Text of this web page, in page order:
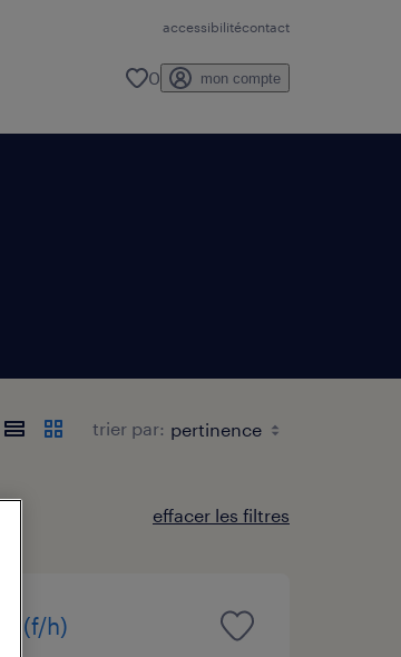
accessibilitécontact
0 mon compte
trier par:
effacer les filtres
(f/h)